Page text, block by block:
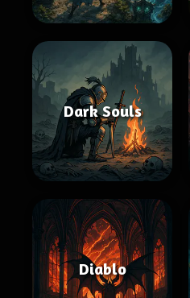
Dark Souls
Diablo